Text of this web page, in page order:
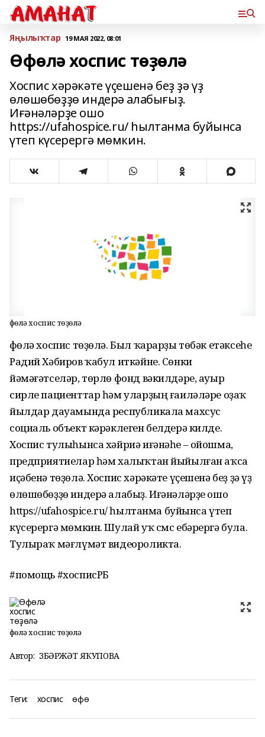
Яңылыҡтар 19 МАЯ 2022, 08:01
Өфөлә хоспис төҙөлә
Хоспис хәрәкәте үҫешенә беҙ ҙә үҙ
өлөшөбөҙҙө индерә алабығыҙ.
Иғәнәләрҙе ошо
https://ufahospice.ru/ һылтанма буйынса
үтеп күсерергә мөмкин.
Өфөлә хоспис төҙөлә
Өфөлә хоспис төҙөлә. Был ҡарарҙы төбәк етәксеһе
Радий Хәбиров ҡабул иткәйне. Сөнки
йәмәғәтселәр, төрлө фонд вәкилдәре, ауыр
сирле пациенттар һәм уларҙың ғаиләләре оҙаҡ
йылдар дауамында республикала махсус
социаль объект кәрәклеген белдерә килде.
Хоспис тулыһынса хәйриә иғәнәһе – ойошма,
предприятиелар һәм халыҡтан йыйылған аҡса
иҫәбенә төҙөлә. Хоспис хәрәкәте үҫешенә беҙ ҙә үҙ
өлөшөбөҙҙө индерә алабыҙ. Иғәнәләрҙе ошо
https://ufahospice.ru/ һылтанма буйынса үтеп
күсерергә мөмкин. Шулай уҡ смс ебәрергә була.
Тулыраҡ мәғлүмәт видеороликта.
#помощь #хосписРБ
Өфөлә хоспис төҙөлә
Автор: ЗӨБӘРЖӘТ ЯҠУПОВА
Теги: хоспис өфө